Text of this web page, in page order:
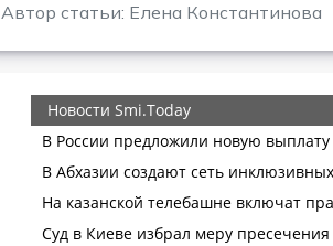
Автор статьи: Елена Константинова